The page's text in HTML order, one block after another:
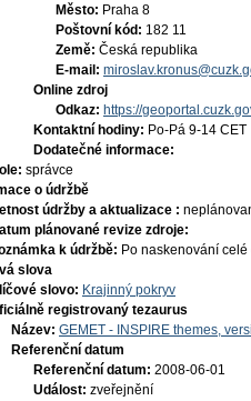
Město: Praha 8
Poštovní kód: 182 11
Země: Česká republika
E-mail:
Online zdroj
Odkaz: https://
Kontaktní hodiny: Po-Pá 9-14 CET
Dodatečné informace:
správce
o údržbě
údržby a aktualizace :
plánované revize zdroje:
k údržbě: Po naskenování
slova
slovo: Krajinný pokryv
registrovaný tezaurus
Název: GEMET - INSPIRE themes,
Referenční datum
Referenční datum: 2008-06-01
Událost: zveřejnění